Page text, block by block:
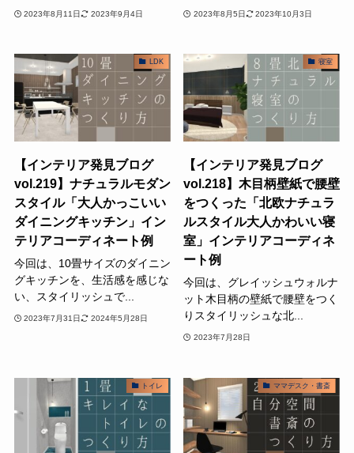
2023年8月11日 2023年9月4日 2023年8月5日 2023年10月3日
LDK
【インテリア発見ブログ
vol.219】ナチュラルモダン
スタイル「大人かっこいい
ダイニングキッチン」イン
テリアコーディネート例
今回は、10畳サイズのダイニン
グキッチンを、生活感を感じな
い、スタイリッシュで...
2023年7月31日 2024年5月28日
寝室
【インテリア発見ブログ
vol.218】木目柄壁紙で腰壁
をつくった「北欧ナチュラ
ルスタイル大人かわいい寝
室」インテリアコーディネ
ート例
今回は、グレイッシュウォルナ
ット木目柄の壁紙で腰壁をつく
りスタイリッシュな北...
2023年7月28日
トイレ ママデスク・書斎